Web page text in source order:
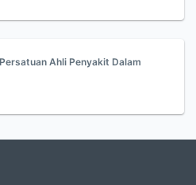
Ahli Penyakit Dalam